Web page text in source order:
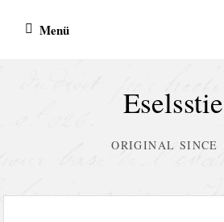
Inhalt Menü
ORIGINAL SINCE